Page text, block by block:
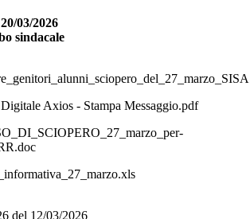
20/03/2026
sindacale
Axios - Stampa Messaggio.pdf
del 12/03/2026